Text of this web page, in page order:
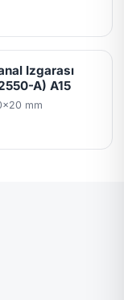
Izgarası
A) A15
mm